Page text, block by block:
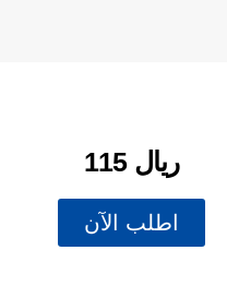
115 ريال
اطلب الآن